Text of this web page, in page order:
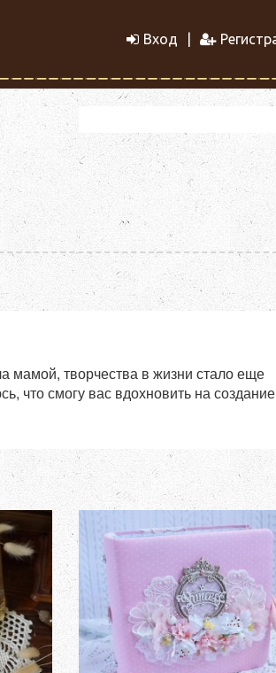
Вход
мамой, творчества в жизни стало еще
что смогу вас вдохновить на создание